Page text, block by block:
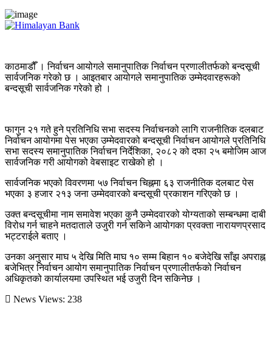
काठमाडौँ । निर्वाचन आयोगले समानुपातिक निर्वाचन प्रणालीतर्फको बन्दसूची
सार्वजनिक गरेको छ । आइतबार आयोगले समानुपातिक उम्मेदवारहरूको
बन्दसूची सार्वजनिक गरेको हो ।
फागुन २१ गते हुने प्रतिनिधि सभा सदस्य निर्वाचनको लागि राजनीतिक दलबाट
निर्वाचन आयोगमा पेस भएका उम्मेदवारको बन्दसूची निर्वाचन आयोगले प्रतिनिधि
सभा सदस्य समानुपातिक निर्वाचन निर्देशिका, २०८२ को दफा २५ बमोजिम आज
सार्वजनिक गरी आयोगको वेबसाइट राखेको हो ।
सार्वजनिक भएको विवरणमा ५७ निर्वाचन चिह्नमा ६३ राजनीतिक दलबाट पेस
भएका ३ हजार २१३ जना उम्मेदवारको बन्दसूची प्रकाशन गरिएको छ ।
उक्त बन्दसूचीमा नाम समावेश भएका कुनै उम्मेदवारको योग्यताको सम्बन्धमा दाबी
विरोध गर्न चाहने मतदाताले उजुरी गर्न सकिने आयोगका प्रवक्ता नारायणप्रसाद
भट्टराईले बताए ।
उनका अनुसार माघ ५ देखि मिति माघ १० सम्म बिहान १० बजेदेखि साँझ अपराह्न
बजेभित्र निर्वाचन आयोग समानुपातिक निर्वाचन प्रणालीतर्फको निर्वाचन
अधिकृतको कार्यालयमा उपस्थित भई उजुरी दिन सकिनेछ ।
News Views: 238